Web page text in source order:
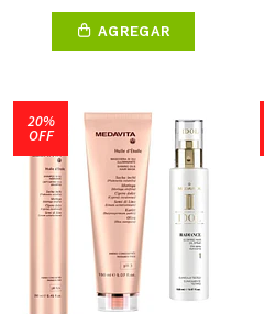
AGREGAR
20%
OFF